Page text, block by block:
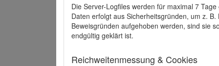
Die Server-Logfiles werden für maximal 7
Daten erfolgt aus Sicherheitsgründen, um z.
Beweisgründen aufgehoben werden, sind sie
endgültig geklärt ist.
Reichweitenmessung & Cookies